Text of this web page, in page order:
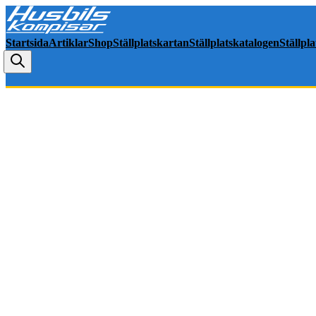
StartsidaArtiklarShopStällplatskartanStällplatskatalogen